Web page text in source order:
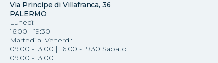
Via Principe di Villafranca, 36
PALERMO
Lunedì:
16:00 - 19:30
Martedì al Venerdi:
09:00 - 13:00 | 16:00 - 19:30 Sabato:
09:00 - 13:00